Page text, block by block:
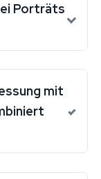
Porträts
mit